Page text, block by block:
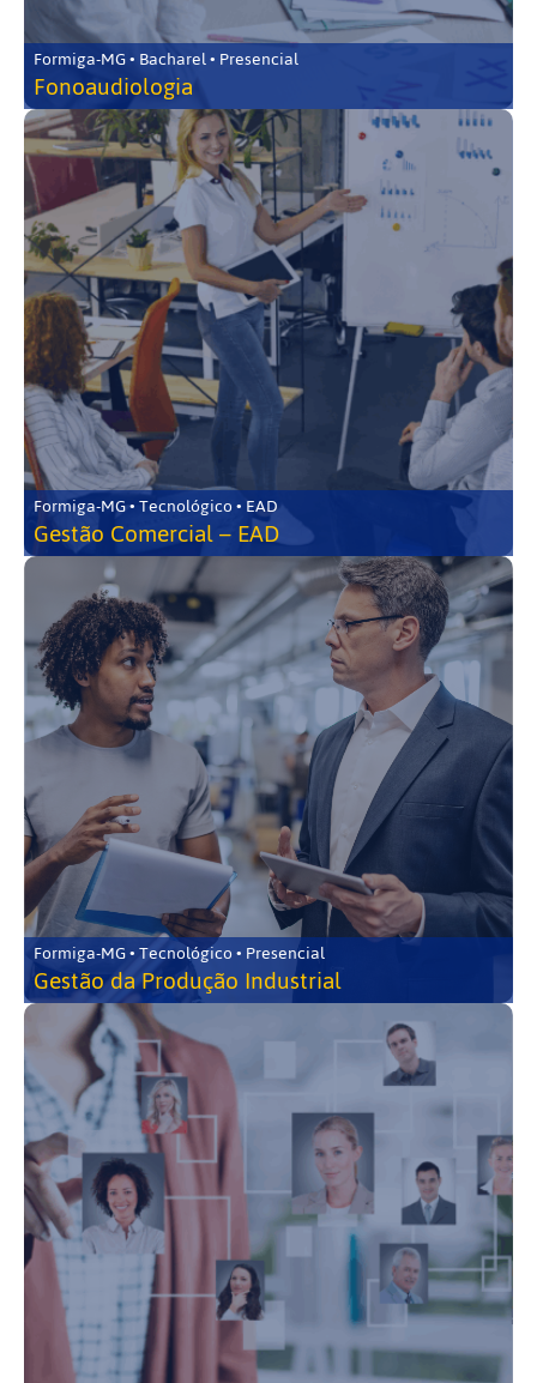
Formiga-MG • Bacharel • Presencial
Fonoaudiologia
Formiga-MG • Tecnológico • EAD
Gestão Comercial – EAD
Formiga-MG • Tecnológico • Presencial
Gestão da Produção Industrial